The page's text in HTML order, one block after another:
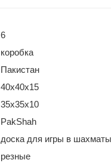
6
коробка
Пакистан
40х40х15
35х35х10
PakShah
доска для игры в
резные